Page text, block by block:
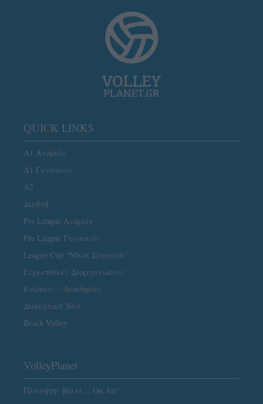
QUICK LINKS
Α1 Ανδρών
Α1 Γυναικών
A2
Διεθνή
Pre League Ανδρών
Pre League Γυναικών
League Cup “Νίκος Σαμαράς”
Ευρωπαϊκές Διοργανώσεις
Ενώσεις – Ακαδημίες
Διοικητικά Νέα
Beach Volley
VolleyPlanet
Πλανήτης βόλεϊ… On Air!